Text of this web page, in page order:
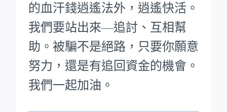
的血汗錢逍遙法外，逍遙快活。
我們要站出來—追討、互相幫
助。被騙不是絕路，只要你願意
努力，還是有追回資金的機會。
我們一起加油。